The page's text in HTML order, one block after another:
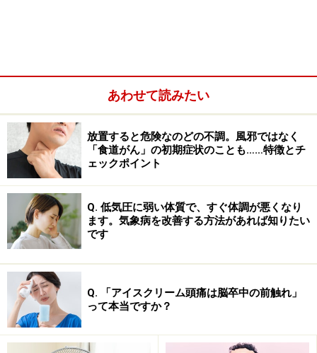
大腸菌は、胃腸炎から尿路感染症など、多くの感染症を
あわせて読みたい
放置すると危険なのどの不調。風邪ではなく
「食道がん」の初期症状のことも……特徴とチ
ェックポイント
Q. 低気圧に弱い体質で、すぐ体調が悪くなり
ます。気象病を改善する方法があれば知りたい
です
Q. 「アイスクリーム頭痛は脳卒中の前触れ」
って本当ですか？